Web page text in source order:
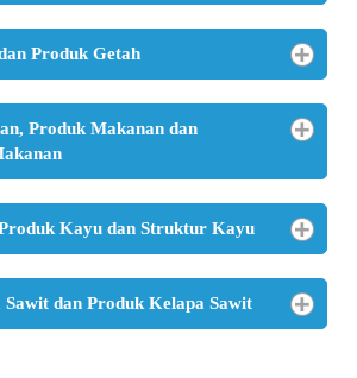
Produk Getah
Produk Makanan dan
Kayu dan Struktur Kayu
Sawit dan Produk Kelapa Sawit